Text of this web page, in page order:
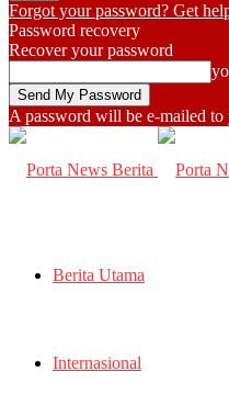
Forgot your password? Get
Password recovery
Recover your password
A password will be e-mailed to
Berita Utama
Internasional